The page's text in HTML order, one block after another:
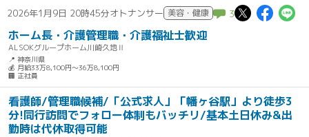
2026年1月9日 20時45分オトナンサー 美容・健康 3 この
こ
ホーム長・介護管理職・介護福祉士歓迎
ALSOKグループホーム川崎久地Ⅱ
📍 神奈川県
💰 月給33万8,100円～36万8,100円
🏢 正社員
看護師/管理職候補/「公式求人」「幡ヶ谷駅」より徒歩3
分!同行訪問でフォロー体制もバッチリ/基本土日休み&出
勤時は代休取得可能